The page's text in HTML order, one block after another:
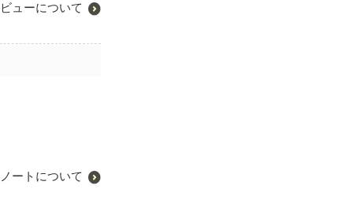
ューについて
ートについて